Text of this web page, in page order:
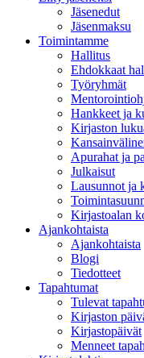
Jäsenedut
Jäsenmaksu
Toimintamme
Hallitus
Ehdokkaat
Työryhmät
Hankkeet ja
Kirjaston
Apurahat ja
Julkaisut
Lausunnot ja
Kirjastoalan
Ajankohtaista
Ajankohtaista
Blogi
Tiedotteet
Tapahtumat
Tulevat
Kirjaston
Kirjastopäivät
Menneet